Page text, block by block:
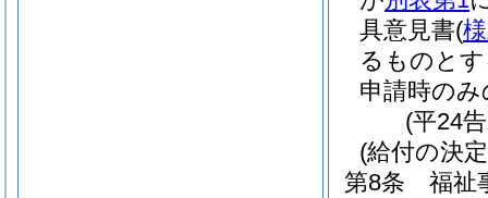
具意見書(
るものと
申請時の
(平24
(給付の決
第8条
福祉